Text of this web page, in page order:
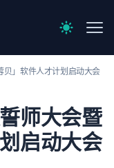
Switch
贝」软件人才计划启动大会
师大会暨
启动大会